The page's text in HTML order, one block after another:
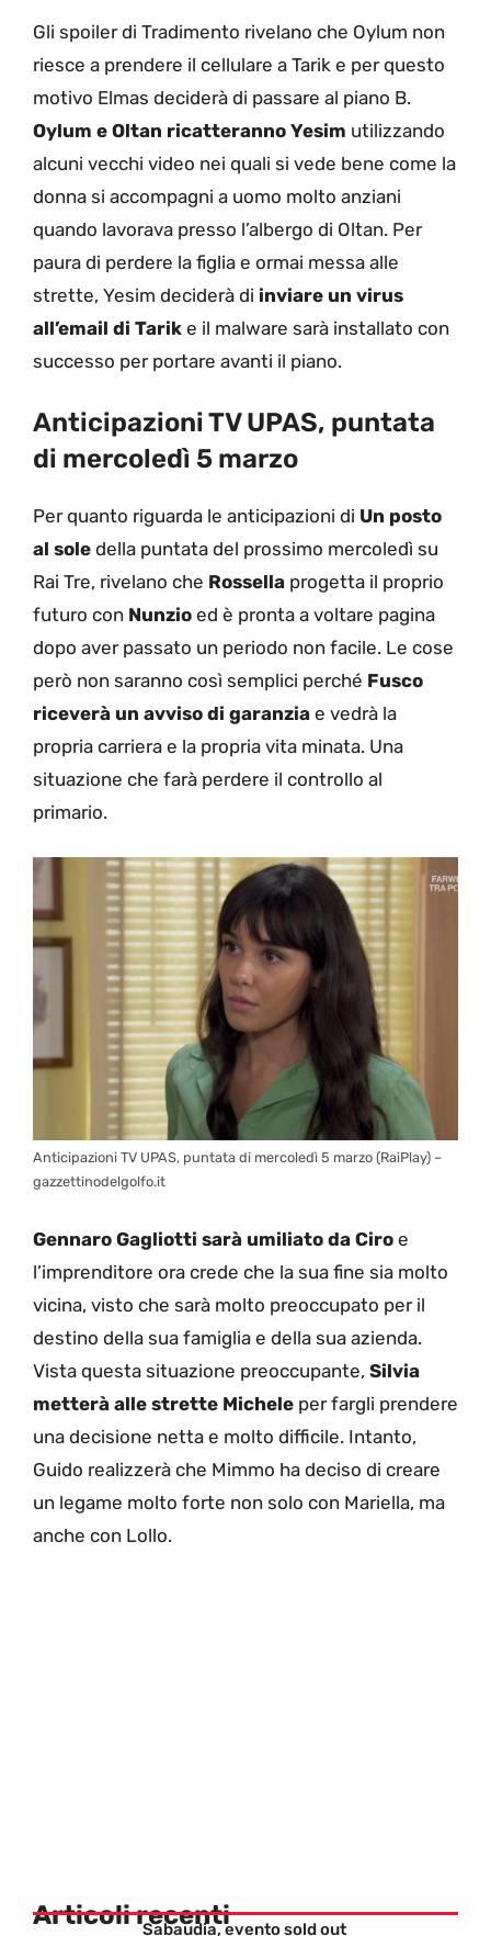
Gli spoiler di Tradimento rivelano che Oylum non
riesce a prendere il cellulare a Tarik e per questo
motivo Elmas deciderà di passare al piano B.
Oylum e Oltan ricatteranno Yesim utilizzando
alcuni vecchi video nei quali si vede bene come la
donna si accompagni a uomo molto anziani
quando lavorava presso l’albergo di Oltan. Per
paura di perdere la figlia e ormai messa alle
strette, Yesim deciderà di inviare un virus
all’email di Tarik e il malware sarà installato con
successo per portare avanti il piano.
Anticipazioni TV UPAS, puntata
di mercoledì 5 marzo
Per quanto riguarda le anticipazioni di Un posto
al sole della puntata del prossimo mercoledì su
Rai Tre, rivelano che Rossella progetta il proprio
futuro con Nunzio ed è pronta a voltare pagina
dopo aver passato un periodo non facile. Le cose
però non saranno così semplici perché Fusco
riceverà un avviso di garanzia e vedrà la
propria carriera e la propria vita minata. Una
situazione che farà perdere il controllo al
primario.
Anticipazioni TV UPAS, puntata di mercoledì 5 marzo (RaiPlay) –
gazzettinodelgolfo.it
Gennaro Gagliotti sarà umiliato da Ciro e
l’imprenditore ora crede che la sua fine sia molto
vicina, visto che sarà molto preoccupato per il
destino della sua famiglia e della sua azienda.
Vista questa situazione preoccupante, Silvia
metterà alle strette Michele per fargli prendere
una decisione netta e molto difficile. Intanto,
Guido realizzerà che Mimmo ha deciso di creare
un legame molto forte non solo con Mariella, ma
anche con Lollo.
Articoli recentiSabaudia, evento sold out